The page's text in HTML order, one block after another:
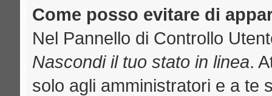
Come posso evitare di
Nel Pannello di Controllo
Nascondi il tuo stato in linea.
solo agli amministratori e a te